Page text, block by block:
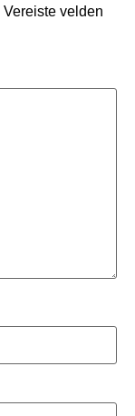
Vereiste velden